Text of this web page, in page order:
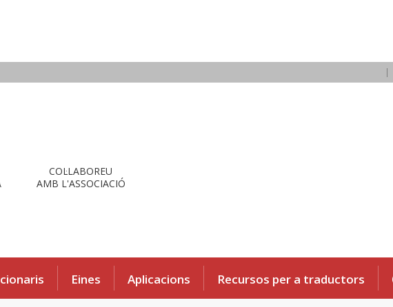
COL·LABOREU
AMB L'ASSOCIACIÓ
Eines Aplicacions Recursos per a traductors